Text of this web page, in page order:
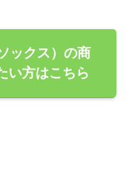
ックス）の商
い方はこちら